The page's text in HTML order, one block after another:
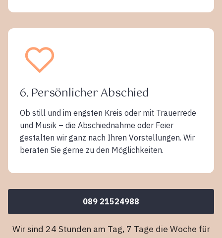
6. Persönlicher Abschied
Ob still und im engsten Kreis oder mit Trauerrede
und Musik – die Abschiednahme oder Feier
gestalten wir ganz nach Ihren Vorstellungen. Wir
beraten Sie gerne zu den Möglichkeiten.
089 21524988
Wir sind 24 Stunden am Tag, 7 Tage die Woche für